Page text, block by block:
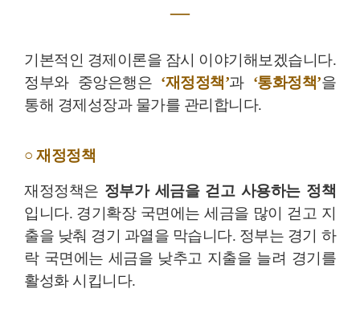
―
기본적인 경제이론을 잠시 이야기해보겠습니다.
정부와 중앙은행은 ‘재정정책’과 ‘통화정책’을
통해 경제성장과 물가를 관리합니다.
○ 재정정책
재정정책은 정부가 세금을 걷고 사용하는 정책
입니다. 경기확장 국면에는 세금을 많이 걷고 지
출을 낮춰 경기 과열을 막습니다. 정부는 경기 하
락 국면에는 세금을 낮추고 지출을 늘려 경기를
활성화 시킵니다.